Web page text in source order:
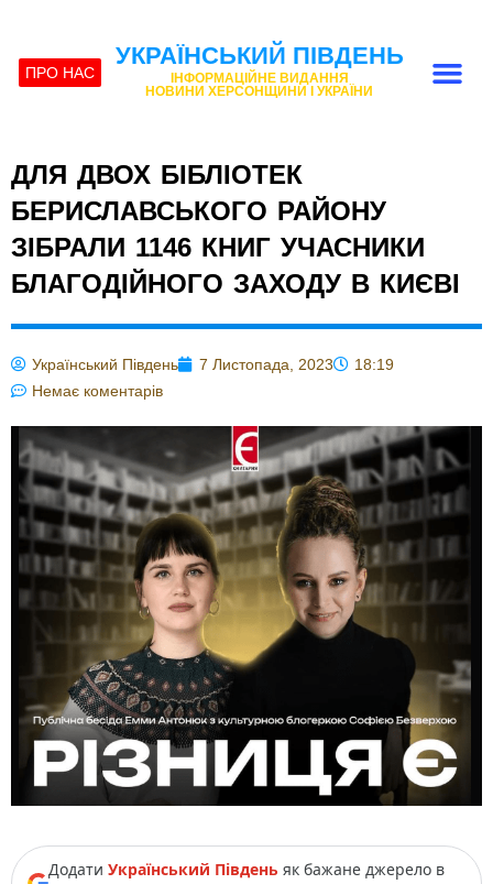
ПРО НАС
УКРАЇНСЬКИЙ ПІВДЕНЬ
ІНФОРМАЦІЙНЕ ВИДАННЯ
НОВИНИ ХЕРСОНЩИНИ І УКРАЇНИ
ДЛЯ ДВОХ БІБЛІОТЕК
БЕРИСЛАВСЬКОГО РАЙОНУ
ЗІБРАЛИ 1146 КНИГ УЧАСНИКИ
БЛАГОДІЙНОГО ЗАХОДУ В КИЄВІ
Український Південь 7 Листопада, 2023
18:19
Немає коментарів
Додати Український Південь як бажане джерело в